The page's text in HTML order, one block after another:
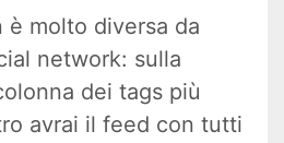
è molto diversa da
network: sulla
dei tags più
avrai il feed con tutti